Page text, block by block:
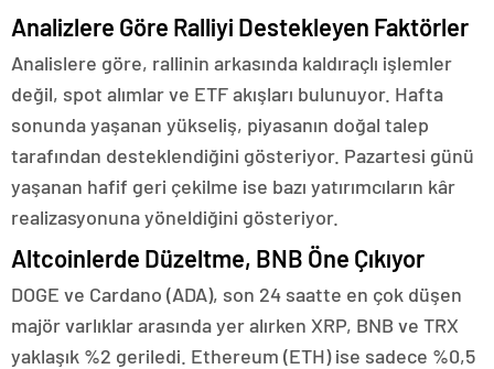
Analizlere Göre Ralliyi Destekleyen Faktörler
Analislere göre, rallinin arkasında kaldıraçlı işlemler
değil, spot alımlar ve ETF akışları bulunuyor. Hafta
sonunda yaşanan yükseliş, piyasanın doğal talep
tarafından desteklendiğini gösteriyor. Pazartesi günü
yaşanan hafif geri çekilme ise bazı yatırımcıların kâr
realizasyonuna yöneldiğini gösteriyor.
Altcoinlerde Düzeltme, BNB Öne Çıkıyor
DOGE ve Cardano (ADA), son 24 saatte en çok düşen
majör varlıklar arasında yer alırken XRP, BNB ve TRX
yaklaşık %2 geriledi. Ethereum (ETH) ise sadece %0,5